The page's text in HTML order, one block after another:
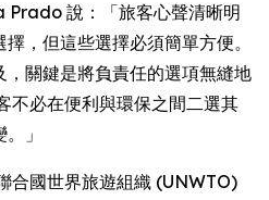
說：「旅客心聲清晰明
，但這些選擇必須簡單方便。
關鍵是將負責任的選項無縫地
不必在便利與環保之間二選其
」
合國世界旅遊組織 (UNWTO)